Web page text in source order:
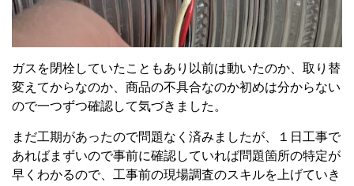
ガスを閉栓していたこともあり以前は動いたのか、取り替
変えてからなのか、商品の不具合なのか初めは分からない
ので一つずつ確認して気づきました。
まだ工期があったので問題なく済みましたが、１日工事で
あればまずいので事前に確認していれば問題箇所の特定が
早くわかるので、工事前の現場調査のスキルを上げていき